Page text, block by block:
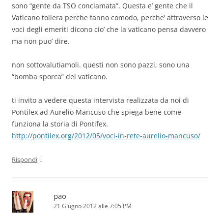
sono “gente da TSO conclamata”. Questa e’ gente che il
Vaticano tollera perche fanno comodo, perche’ attraverso le
voci degli emeriti dicono cio’ che la vaticano pensa davvero
ma non puo’ dire.
non sottovalutiamoli. questi non sono pazzi, sono una
“bomba sporca” del vaticano.
ti invito a vedere questa intervista realizzata da noi di
Pontilex ad Aurelio Mancuso che spiega bene come
funziona la storia di Pontifex.
http://pontilex.org/2012/05/voci-in-rete-aurelio-mancuso/
Rispondi ↓
pao
21 Giugno 2012 alle 7:05 PM